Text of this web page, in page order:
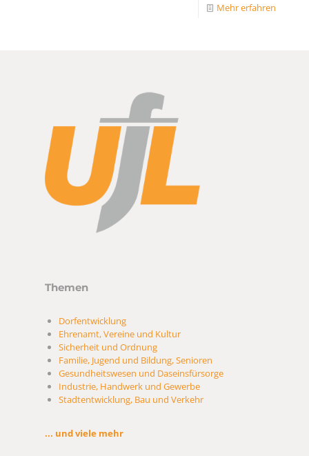
Mehr erfahren
Themen
Dorfentwicklung
Ehrenamt, Vereine und Kultur
Sicherheit und Ordnung
Familie, Jugend und Bildung, Senioren
Gesundheitswesen und Daseinsfürsorge
Industrie, Handwerk und Gewerbe
Stadtentwicklung, Bau und Verkehr
... und viele mehr